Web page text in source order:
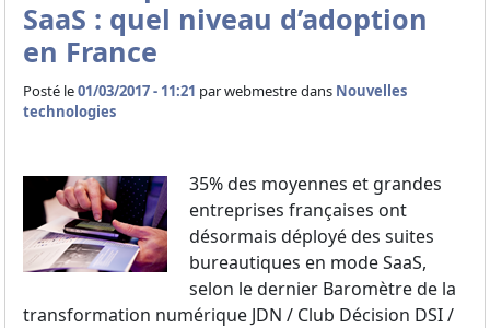
SaaS : quel niveau d’adoption
en France
Posté le01/03/2017 - 11:21 parwebmestre dans Nouvelles
technologies
35% des moyennes et grandes
entreprises françaises ont
désormais déployé des suites
bureautiques en mode SaaS,
selon le dernier Baromètre de la
transformation numérique JDN / Club Décision DSI /